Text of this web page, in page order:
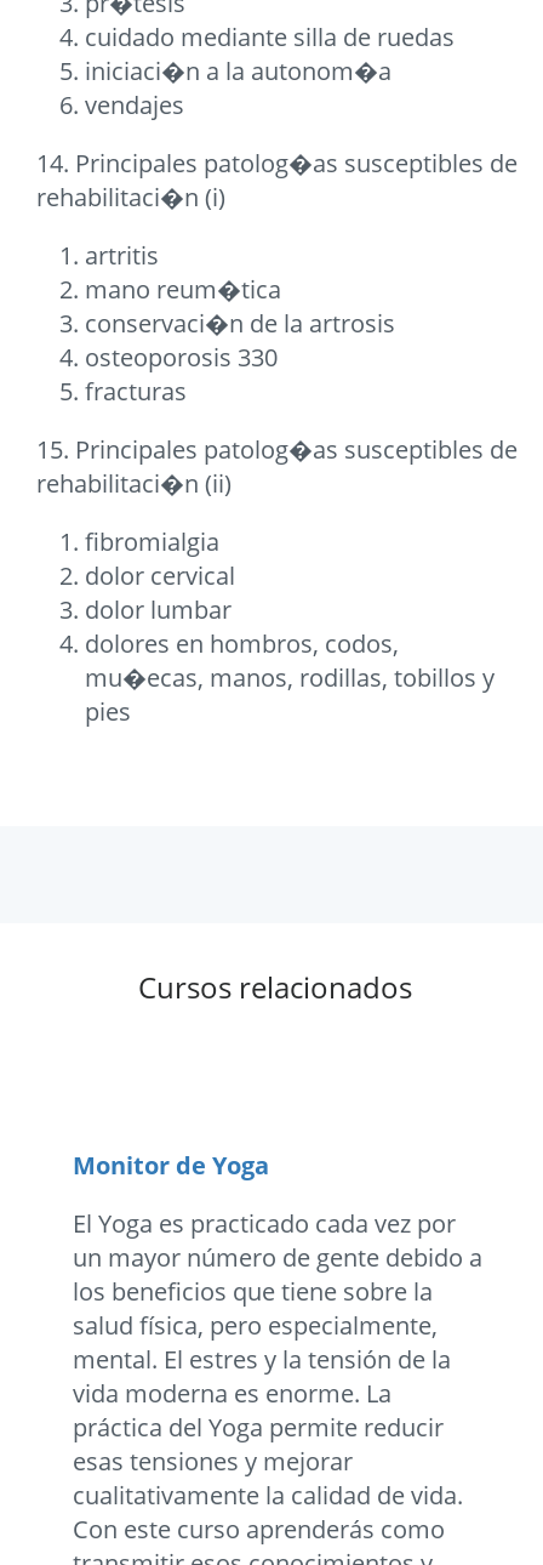
cuidado mediante silla de ruedas
iniciaci�n a la autonom�a
vendajes
14. Principales patolog�as susceptibles de
rehabilitaci�n (i)
artritis
mano reum�tica
conservaci�n de la artrosis
osteoporosis 330
fracturas
15. Principales patolog�as susceptibles de
rehabilitaci�n (ii)
fibromialgia
dolor cervical
dolor lumbar
dolores en hombros, codos,
mu�ecas, manos, rodillas, tobillos y
pies
Cursos relacionados
Monitor de Yoga
El Yoga es practicado cada vez por
un mayor número de gente debido a
los beneficios que tiene sobre la
salud física, pero especialmente,
mental. El estres y la tensión de la
vida moderna es enorme. La
práctica del Yoga permite reducir
esas tensiones y mejorar
cualitativamente la calidad de vida.
Con este curso aprenderás como